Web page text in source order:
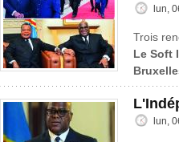
lun,
Trois
Le Soft
lun,